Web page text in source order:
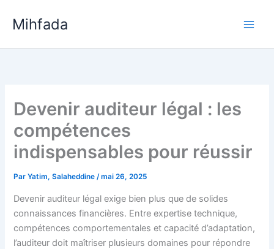
Mihfada
Devenir auditeur légal : les
compétences
indispensables pour réussir
ParYatim, Salaheddine/mai 26, 2025
Devenir auditeur légal exige bien plus que de solides
connaissances financières. Entre expertise technique,
compétences comportementales et capacité d’adaptation,
l’auditeur doit maîtriser plusieurs domaines pour répondre